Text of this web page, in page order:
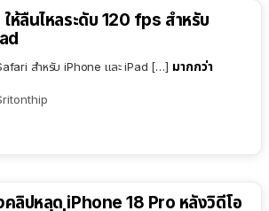
ห้ลื่นไหลระดับ 120 fps สำหรับ
Safari สำหรับ iPhone และ iPad […] มากกว่า
คลิปหลุด iPhone 18 Pro หลังวิดีโอ